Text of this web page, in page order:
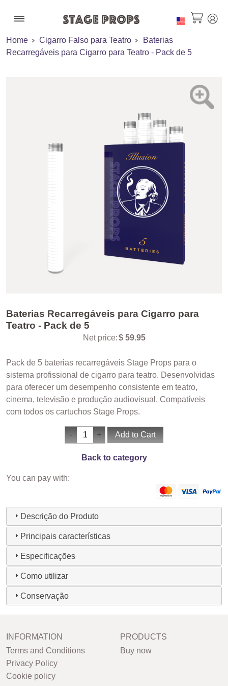
Home Cigarro Falso para Teatro
Baterias
Recarregáveis para Cigarro para Teatro - Pack de 5
Baterias Recarregáveis para Cigarro para
Teatro - Pack de 5
Net price:$ 59.95
Pack de 5 baterias recarregáveis Stage Props para o
sistema profissional de cigarro para teatro. Desenvolvidas
para oferecer um desempenho consistente em teatro,
cinema, televisão e produção audiovisual. Compatíveis
com todos os cartuchos Stage Props.
Back to category
You can pay with:
Descrição do Produto
Principais características
Especificações
Como utilizar
Conservação
INFORMATION
Terms and Conditions
Privacy Policy
Cookie policy
PRODUCTS
Buy now